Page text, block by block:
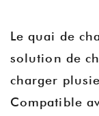
Le quai de
solution de
charger
Compatible